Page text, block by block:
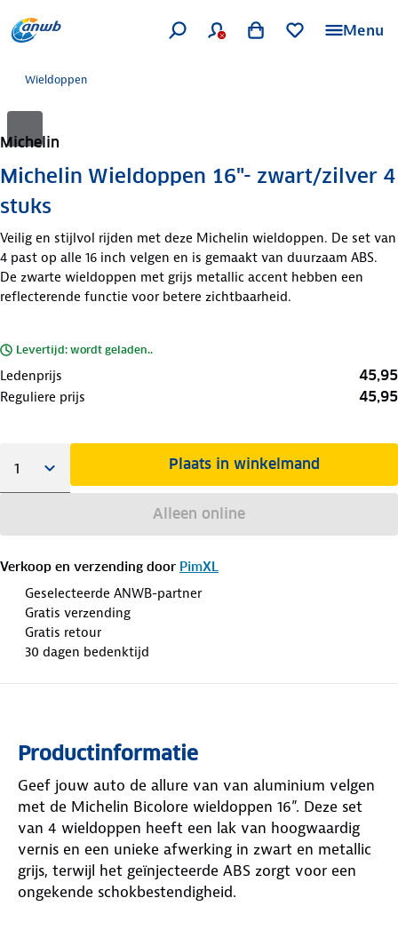
Menu
Wieldoppen
Michelin
Michelin Wieldoppen 16"- zwart/zilver 4
stuks
Veilig en stijlvol rijden met deze Michelin wieldoppen. De set van
4 past op alle 16 inch velgen en is gemaakt van duurzaam ABS.
De zwarte wieldoppen met grijs metallic accent hebben een
reflecterende functie voor betere zichtbaarheid.
Levertijd: wordt geladen..
Ledenprijs 45,95
Reguliere prijs 45,95
Plaats in winkelmand
Alleen online
Verkoop en verzending door PimXL
Geselecteerde ANWB-partner
Gratis verzending
Gratis retour
30 dagen bedenktijd
Productinformatie
Geef jouw auto de allure van van aluminium velgen
met de Michelin Bicolore wieldoppen 16”. Deze set
van 4 wieldoppen heeft een lak van hoogwaardig
vernis en een unieke afwerking in zwart en metallic
grijs, terwijl het geïnjecteerde ABS zorgt voor een
ongekende schokbestendigheid.